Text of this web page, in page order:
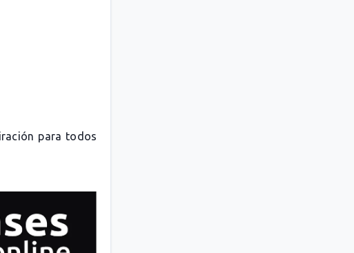
para todos